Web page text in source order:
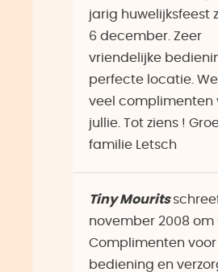
jarig huwelijksfeest
6 december. Zeer
vriendelijke
perfecte locatie.
veel complimenten
jullie. Tot ziens !
familie Letsch
Tiny Mourits
november 2008 om
Complimenten
bediening en